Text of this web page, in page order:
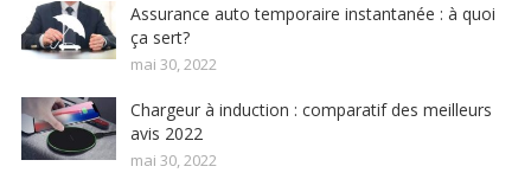
Assurance auto temporaire instantanée : à quoi
ça sert?
mai 30, 2022
Chargeur à induction : comparatif des meilleurs
avis 2022
mai 30, 2022